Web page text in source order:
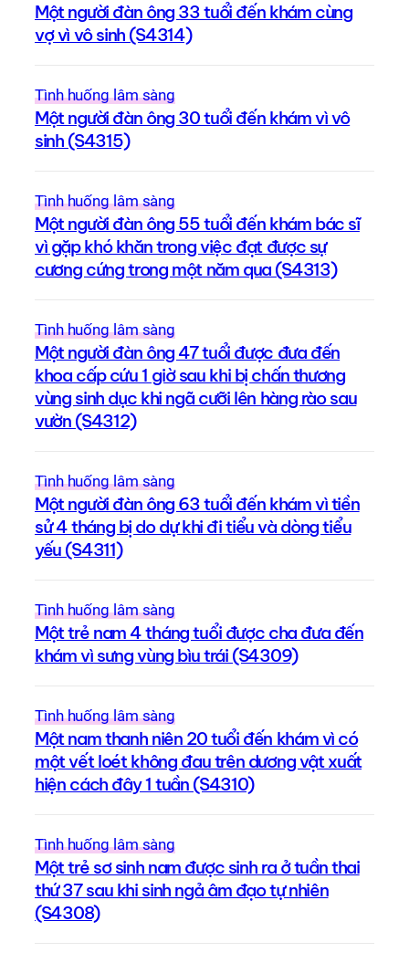
Một người đàn ông 33 tuổi đến khám cùng
vợ vì vô sinh (S4314)
Tình huống lâm sàng
Một người đàn ông 30 tuổi đến khám vì vô
sinh (S4315)
Tình huống lâm sàng
Một người đàn ông 55 tuổi đến khám bác sĩ
vì gặp khó khăn trong việc đạt được sự
cương cứng trong một năm qua (S4313)
Tình huống lâm sàng
Một người đàn ông 47 tuổi được đưa đến
khoa cấp cứu 1 giờ sau khi bị chấn thương
vùng sinh dục khi ngã cưỡi lên hàng rào sau
vườn (S4312)
Tình huống lâm sàng
Một người đàn ông 63 tuổi đến khám vì tiền
sử 4 tháng bị do dự khi đi tiểu và dòng tiểu
yếu (S4311)
Tình huống lâm sàng
Một trẻ nam 4 tháng tuổi được cha đưa đến
khám vì sưng vùng bìu trái (S4309)
Tình huống lâm sàng
Một nam thanh niên 20 tuổi đến khám vì có
một vết loét không đau trên dương vật xuất
hiện cách đây 1 tuần (S4310)
Tình huống lâm sàng
Một trẻ sơ sinh nam được sinh ra ở tuần thai
thứ 37 sau khi sinh ngả âm đạo tự nhiên
(S4308)